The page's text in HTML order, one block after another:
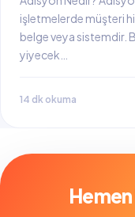
işletmelerde müşteri
belge veya sistemdir.
yiyecek…
14 dk okuma